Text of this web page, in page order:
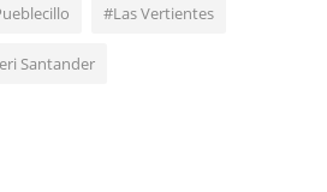
#Las Vertientes
Santander